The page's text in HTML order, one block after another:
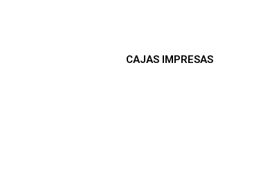
CAJAS IMPRESAS